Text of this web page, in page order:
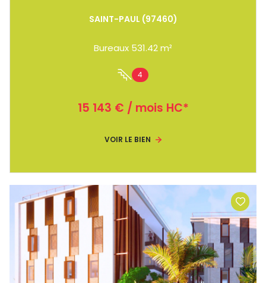
SAINT-PAUL (97460)
Bureaux 531.42 m²
4
15 143 € / mois HC*
VOIR LE BIEN